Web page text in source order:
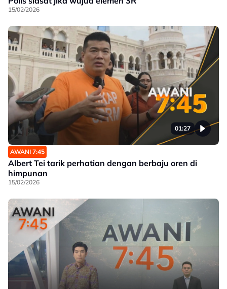
15/02/2026
01:27
AWANI 7:45
Albert Tei tarik perhatian dengan berbaju oren di
himpunan
15/02/2026